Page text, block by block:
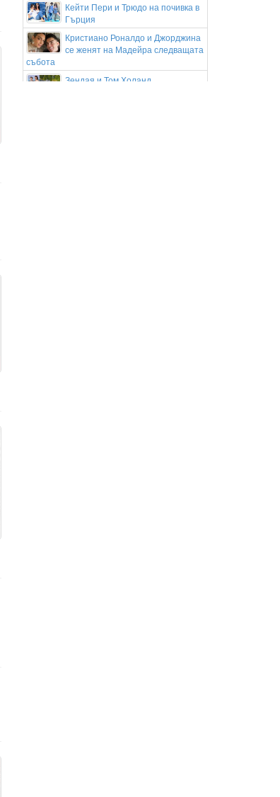
Кейти Пери и Трюдо на почивка в
Гърция
Кристиано Роналдо и Джорджина
се женят на Мадейра следващата
събота
Зендая и Том Холанд